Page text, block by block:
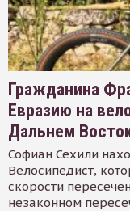
Гражданина
Евразию на
Дальнем
Софиан Сехили
Велосипедист,
скорости
незаконном